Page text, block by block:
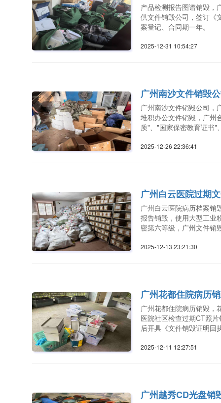
产品检测报告图谱销毁，
供文件销毁公司，签订《
案登记、合同期一年。
2025-12-31 10:54:27
广州南沙文件销毁
广州南沙文件销毁公司，
堆积办公文件销毁，广州
质"、"国家保密教育证书"
2025-12-26 22:36:41
广州白云医院过期
广州白云医院病历档案销
报告销毁，使用大型工业
密第六等级，广州文件销
2025-12-13 23:21:30
广州花都住院病历
广州花都住院病历销毁，
医院社区检查过期CT照
后开具《文件销毁证明回
2025-12-11 12:27:51
广州越秀CD光盘销